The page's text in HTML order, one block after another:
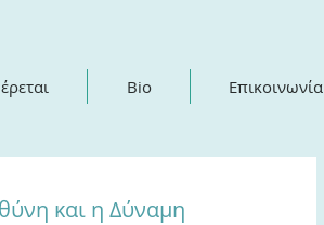
Bio Επικοινωνία
και η Δύναμη